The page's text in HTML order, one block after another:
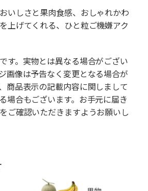
いしさと果肉食感、おしゃれかわ
上げてくれる、ひと粒ご機嫌アク
す。実物とは異なる場合がござい
画像は予告なく変更となる場合が
商品表示の記載内容に関しまして
場合もございます。お手元に届き
ご確認いただきますようお願いし